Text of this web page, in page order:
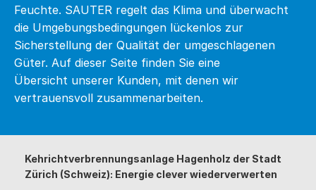
Feuchte. SAUTER regelt das Klima und überwacht
die Umgebungsbedingungen lückenlos zur
Sicherstellung der Qualität der umgeschlagenen
Güter. Auf dieser Seite finden Sie eine
Übersicht unserer Kunden, mit denen wir
vertrauensvoll zusammenarbeiten.
Kehrichtverbrennungsanlage Hagenholz der Stadt
Zürich (Schweiz): Energie clever wiederverwerten